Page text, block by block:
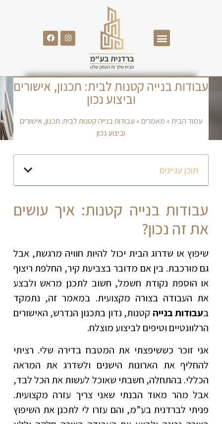
עבודות בנייה קטנות לבית: תכנון, אישורים
וביצוע נכון
עמוד הבית» מאמרים » עבודות בנייה קטנות לבית: תכנון, אישורים
וביצוע נכון
תוכן עניינים
עבודות בנייה קטנות: איך עושים
את זה נכון?
שיפוץ או שדרוג הבית יכול להיות חוויה מרגשת, אבל
גם מורכבת. בין אם מדובר בצביעת קיר, החלפת ריצוף
או הוספת נקודת חשמל, חשוב לתכנן מראש ולבצע
את העבודה בצורה מקצועית. במאמר זה, נתמקד
בעבודות בנייה קטנות, נדון בתכנון הנדרש, האישורים
הרלוונטיים וטיפים לביצוע מוצלח.
אני זוכר כששיפצתי את המטבח בדירה שלי. רציתי
להחליף את הארונות הישנים ולשדרג את המראה
הכללי. בהתחלה, חשבתי שאוכל לעשות את הכל לבד,
אבל מהר מאוד הבנתי שאני צריך עזרה מקצועית.
פניתי לברדנית בע”מ, והם עזרו לי לתכנן את השיפוץ